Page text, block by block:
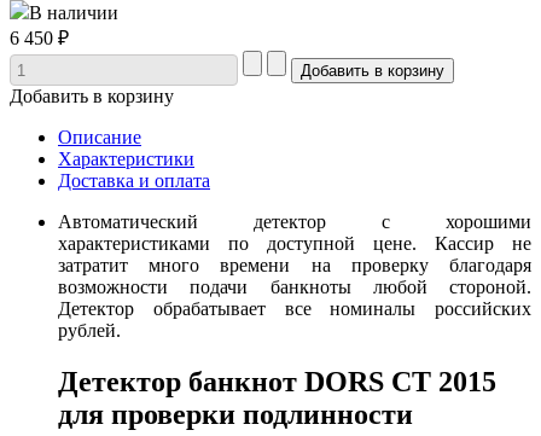
В наличии
6 450 ₽
Добавить в корзину
Описание
Характеристики
Доставка и оплата
Автоматический детектор с хорошими
характеристиками по доступной цене. Кассир не
затратит много времени на проверку благодаря
возможности подачи банкноты любой стороной.
Детектор обрабатывает все номиналы российских
рублей.
Детектор банкнот DORS CT 2015
для проверки подлинности